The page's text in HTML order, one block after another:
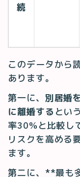
続
このデータから
あります。
第一に、 別居婚
に離婚する とい
率30%と比較し
リスクを高める
ます。
第二に、**最も